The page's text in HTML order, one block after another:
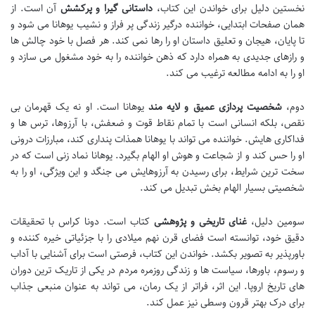
نخستین دلیل برای خواندن این کتاب، داستانی گیرا و پرکشش آن است. از
همان صفحات ابتدایی، خواننده درگیر زندگی پر فراز و نشیب یوهانا می شود و
تا پایان، هیجان و تعلیق داستان او را رها نمی کند. هر فصل با خود چالش ها
و رازهای جدیدی به همراه دارد که ذهن خواننده را به خود مشغول می سازد و
او را به ادامه مطالعه ترغیب می کند.
دوم،شخصیت پردازی عمیق و لایه مندیوهانا است. او نه یک قهرمان بی
نقص، بلکه انسانی است با تمام نقاط قوت و ضعفش، با آرزوها، ترس ها و
فداکاری هایش. خواننده می تواند با یوهانا همذات پنداری کند، مبارزات درونی
او را حس کند و از شجاعت و هوش او الهام بگیرد. یوهانا نماد زنی است که در
سخت ترین شرایط، برای رسیدن به آرزوهایش می جنگد و این ویژگی، او را به
شخصیتی بسیار الهام بخش تبدیل می کند.
سومین دلیل، غنای تاریخی و پژوهشی کتاب است. دونا کراس با تحقیقات
دقیق خود، توانسته است فضای قرن نهم میلادی را با جزئیاتی خیره کننده و
باورپذیر به تصویر بکشد. خواندن این کتاب، فرصتی است برای آشنایی با آداب
و رسوم، باورها، سیاست ها و زندگی روزمره مردم در یکی از تاریک ترین دوران
های تاریخ اروپا. این اثر، فراتر از یک رمان، می تواند به عنوان منبعی جذاب
برای درک بهتر قرون وسطی نیز عمل کند.